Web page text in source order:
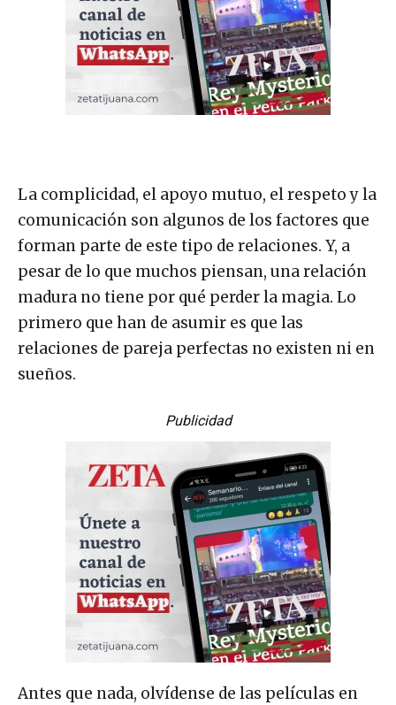
La complicidad, el apoyo mutuo, el respeto y la
comunicación son algunos de los factores que
forman parte de este tipo de relaciones. Y, a
pesar de lo que muchos piensan, una relación
madura no tiene por qué perder la magia. Lo
primero que han de asumir es que las
relaciones de pareja perfectas no existen ni en
sueños.
Publicidad
Antes que nada, olvídense de las películas en